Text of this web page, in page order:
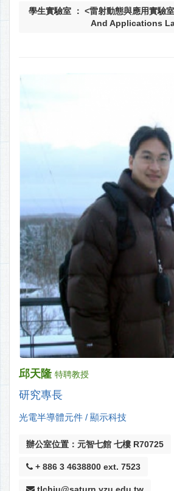
學生實驗室 ： <雷射動態與應用實驗
And Applications
邱天隆 特聘教授
研究專長
光電半導體元件 / 顯示科技
辦公室位置：元智七館 七樓 R70725
+ 886 3 4638800 ext. 7523